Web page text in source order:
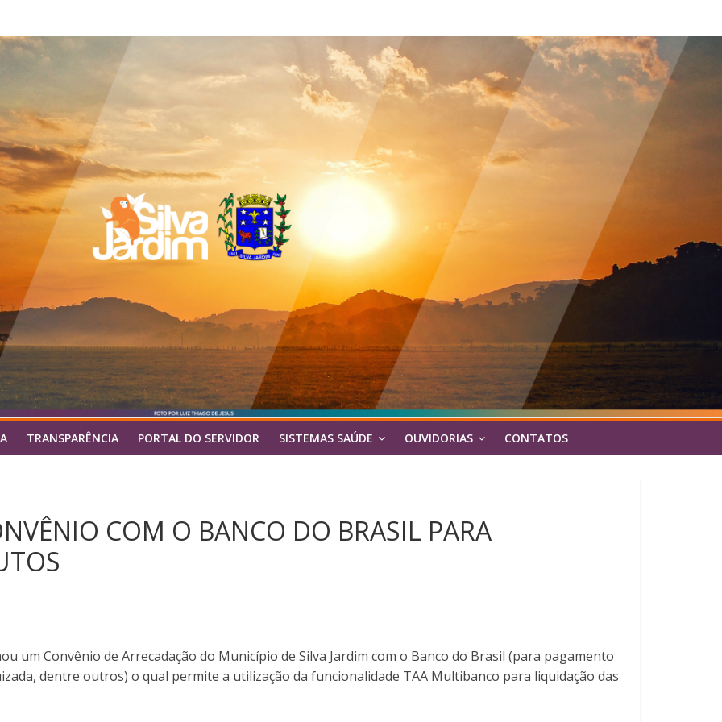
TRANSPARÊNCIA PORTAL DO SERVIDOR SISTEMAS SAÚDE OUVIDORIAS CONTATOS
COM O BANCO DO BRASIL PARA
um Convênio de Arrecadação do Município de Silva Jardim com o Banco do Brasil (para pagamento
dentre outros) o qual permite a utilização da funcionalidade TAA Multibanco para liquidação das